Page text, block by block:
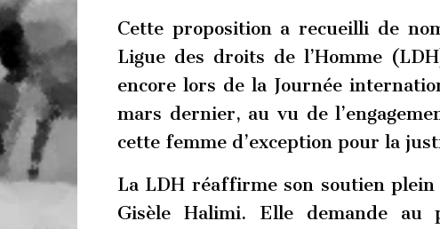
Cette proposition a recueilli de
Ligue des droits de l’Homme
encore lors de la Journée
mars dernier, au vu de
cette femme d’exception pour la
La LDH réaffirme son soutien
Gisèle Halimi. Elle demande au